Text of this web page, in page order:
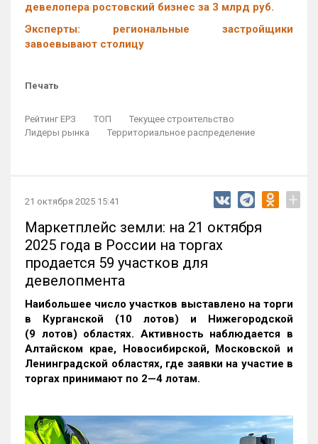
девелопера ростовский бизнес за 3 млрд руб.
Эксперты: региональные застройщики
завоевывают столицу
Печать
Рейтинг ЕРЗ ТОП
Текущее строительство
Лидеры рынка
Территориальное распределение
21 октября 2025 15:41 +
Маркетплейс земли: на 21 октября
2025 года в России на торгах
продается 59 участков для
девелопмента
Наибольшее число участков выставлено на торги
в Курганской (10 лотов) и Нижегородской
(9 лотов) областях. Активность наблюдается в
Алтайском крае, Новосибирской, Московской и
Ленинградской областях, где заявки на участие в
торгах принимают по 2—4 лотам.